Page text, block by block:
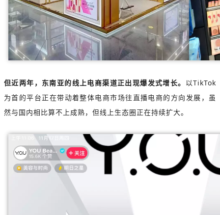
但近两年，东南亚的线上电商渠道正出现爆发式增长。 以TikTok
为首的平台正在带动着整体电商市场往直播电商的方向发展，虽
然与国内相比算不上成熟，但线上生态圈正在持续扩大。